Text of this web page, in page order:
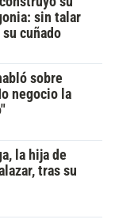
sin talar
cuñado
sobre
negocio la
la hija de
tras su